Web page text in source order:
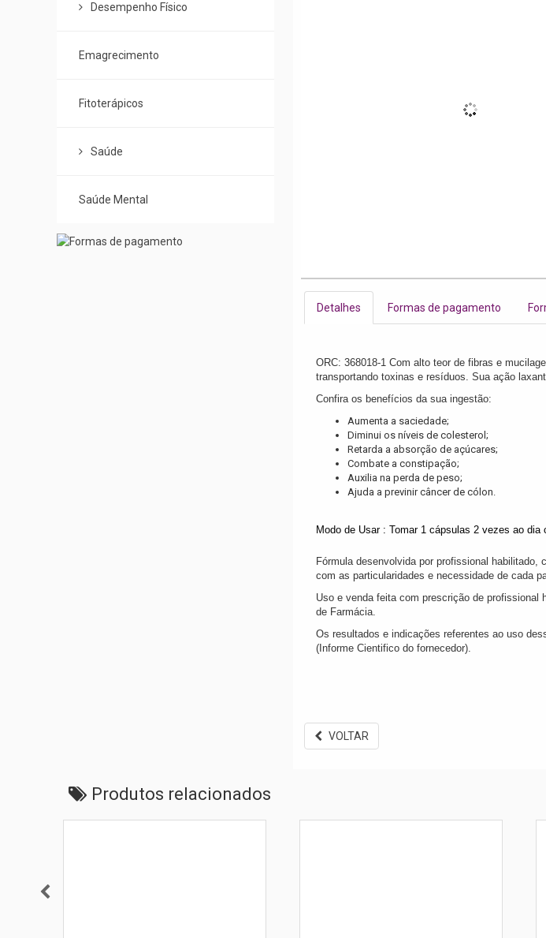
Desempenho Físico
Emagrecimento
Fitoterápicos
Saúde
Saúde Mental
Detalhes Formas de pagamento
ORC: 368018-1 Com alto teor de fibras e
transportando toxinas e resíduos. Sua ação
Confira os benefícios da sua ingestão:
Aumenta a saciedade;
Diminui os níveis de colesterol;
Retarda a absorção de açúcares;
Combate a constipação;
Auxilia na perda de peso;
Ajuda a previnir câncer de cólon.
Modo de Usar : Tomar 1 cápsulas 2 vezes ao dia
Fórmula desenvolvida por profissional
com as particularidades e necessidade de cada
Uso e venda feita com prescrição de profissional
de Farmácia.
Os resultados e indicações referentes ao uso
(Informe Cientifico do fornecedor).
VOLTAR
Produtos relacionados